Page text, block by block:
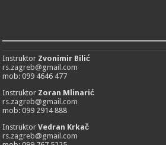
Instruktor Zvonimir Bilić
rs.zagreb@gmail.com
mob: 099 4646 477
Instruktor Zoran Mlinarić
rs.zagreb@gmail.com
mob: 099 2914 888
InstruktorVedran Krkač
rs.zagreb@gmail.com